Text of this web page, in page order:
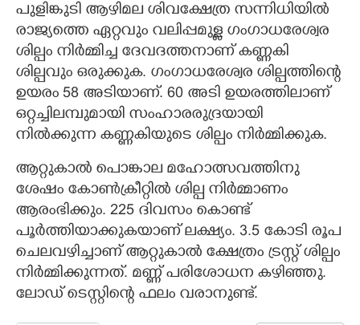
പുളിങ്കുടി ആഴിമല ശിവക്ഷേത്ര സന്നിധിയിൽ
രാജ്യത്തെ ഏറ്റവും വലിപ്പമുള്ള ഗംഗാധരേശ്വര
ശില്പം നിർമ്മിച്ച ദേവദത്തനാണ് കണ്ണകി
ശില്പവും ഒരുക്കുക. ഗംഗാധരേശ്വര ശില്പത്തിന്റെ
ഉയരം 58 അടിയാണ്. 60 അടി ഉയരത്തിലാണ്
ഒറ്റച്ചിലമ്പുമായി സംഹാരരുദ്ര‌യായി
നിൽക്കുന്ന കണ്ണകിയുടെ ശില്പം നിർമ്മിക്കുക.
ആറ്റുകാൽ പൊങ്കാല മഹോത്സവത്തിനു
ശേഷം കോൺക്രീറ്റിൽ ശില്പ നിർമ്മാണം
ആരംഭിക്കും. 225 ദിവസം കൊണ്ട്
പൂർത്തിയാക്കുകയാണ് ലക്ഷ്യം. 3.5 കോടി രൂപ
ചെലവഴിച്ചാണ് ആറ്റുകാൽ ക്ഷേത്രം ട്രസ്റ്റ് ശില്പം
നിർമ്മിക്കുന്നത്. മണ്ണ് പരിശോധന കഴി‌ഞ്ഞു.
ലോഡ് ടെസ്റ്റിന്റെ ഫലം വരാനുണ്ട്.
Share this link
Copy Link